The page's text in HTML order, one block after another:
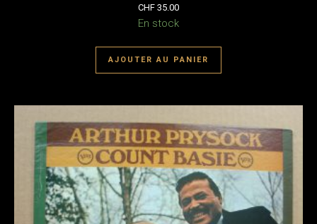
CHF 35.00
En stock
AJOUTER AU PANIER